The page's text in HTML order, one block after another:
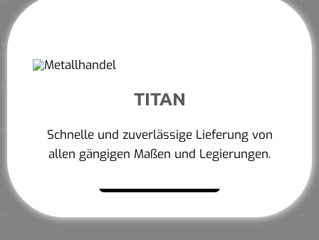
TITAN
Schnelle und zuverlässige Lieferung von
allen gängigen Maßen und Legierungen.